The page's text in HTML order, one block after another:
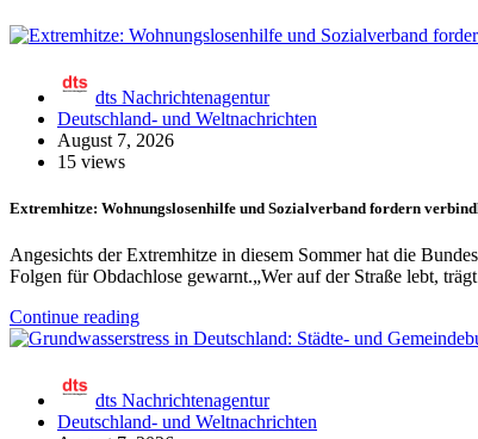
dts Nachrichtenagentur
Deutschland- und Weltnachrichten
August 7, 2026
15 views
Extremhitze: Wohnungslosenhilfe und Sozialverband fordern
Angesichts der Extremhitze in diesem Sommer hat die
Folgen für Obdachlose gewarnt.„Wer auf der Straße lebt,
Continue reading
dts Nachrichtenagentur
Deutschland- und Weltnachrichten